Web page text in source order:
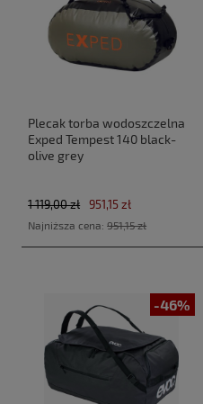
Plecak torba wodoszczelna
Exped Tempest 140 black-
olive grey
951,15 zł
1 119,00 zł
Najniższa cena:951,15 zł
-46%